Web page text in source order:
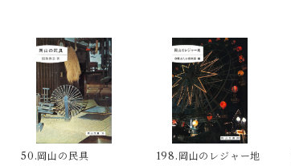
50.岡山の民具 198.岡山のレジャー地